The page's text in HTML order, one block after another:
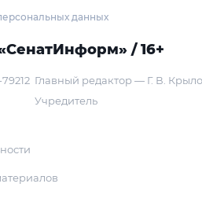
данных
/ 16+
Главный редактор — Г. В.
Учредитель